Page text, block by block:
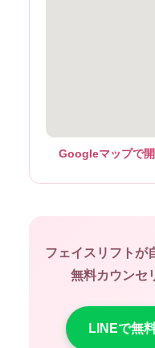
Googleマップで開
フェイスリフトが
無料カウンセ
LINEで無